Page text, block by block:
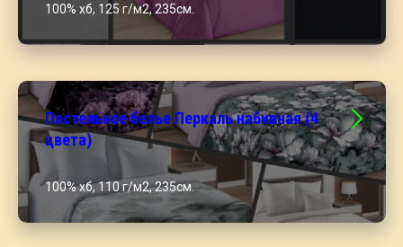
100% хб, 125 г/м2, 235см.
Постельное белье Перкаль набивная (4
цвета)
100% хб, 110 г/м2, 235см.